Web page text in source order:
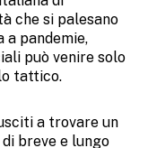
che si palesano
a pandemie,
può venire solo
tattico.
a trovare un
breve e lungo